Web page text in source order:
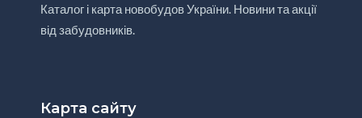
Каталог і карта новобудов України. Новини та акції
від забудовників.
Карта сайту